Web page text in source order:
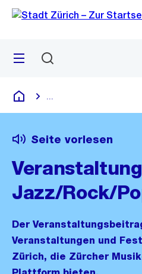
Navigation
Sprunglink
Menü
Deutsch
Seite vorlesen
Jazz/Rock/
Der
Veranstaltungen und
Zürich, die Zürcher